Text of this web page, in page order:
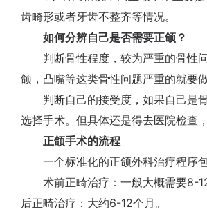
齿畸形或者牙齿不整齐等情况。
如何分辨自己是否需要正颌？
判断骨性程度，较为严重的骨性问
颌，凸嘴等这类骨性问题严重的就要
判断自己的接受度，如果自己是骨
选择手术。但具体还是得去医院检查
正颌手术的流程
一个标准化的正颌外科治疗程序包
术前正畸治疗：一般大概需要8-
后正畸治疗：大约6-12个月。